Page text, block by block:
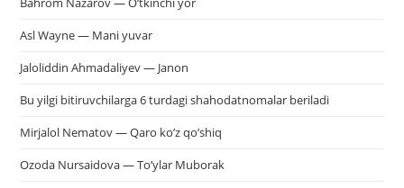
Asl Wayne — Mani yuvar
Jaloliddin Ahmadaliyev — Janon
Bu yilgi bitiruvchilarga 6 turdagi shahodatnomalar beriladi
Mirjalol Nematov — Qaro ko’z qo’shiq
Ozoda Nursaidova — To’ylar Muborak